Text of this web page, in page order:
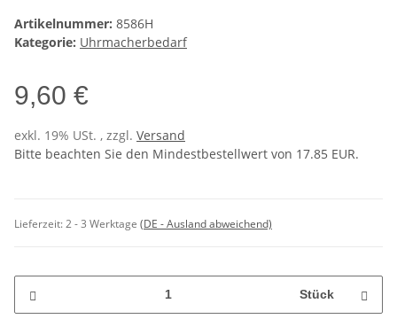
Artikelnummer: 8586H
Kategorie: Uhrmacherbedarf
9,60 €
exkl. 19% USt. , zzgl. Versand
Bitte beachten Sie den Mindestbestellwert von 17.85 EUR.
Lieferzeit:2 - 3 Werktage (DE - Ausland abweichend)
Stück